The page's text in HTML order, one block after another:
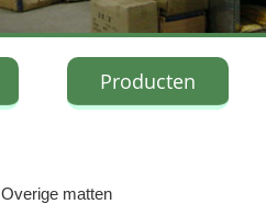
Producten
Overige matten